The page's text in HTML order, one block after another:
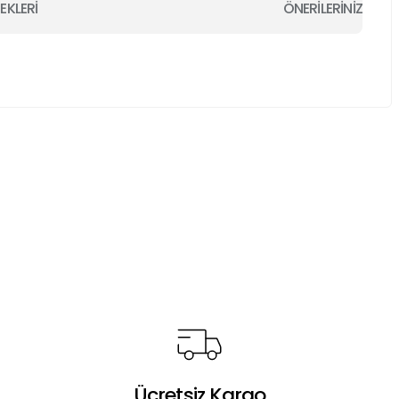
ÖNERİLERİNİZ